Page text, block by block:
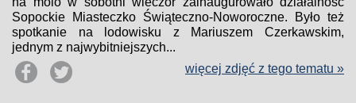
Sopockie Miasteczko Świąteczno-Noworoczne. Było też
spotkanie na lodowisku z Mariuszem Czerkawskim,
jednym z najwybitniejszych...
więcej zdjęć z tego tematu »